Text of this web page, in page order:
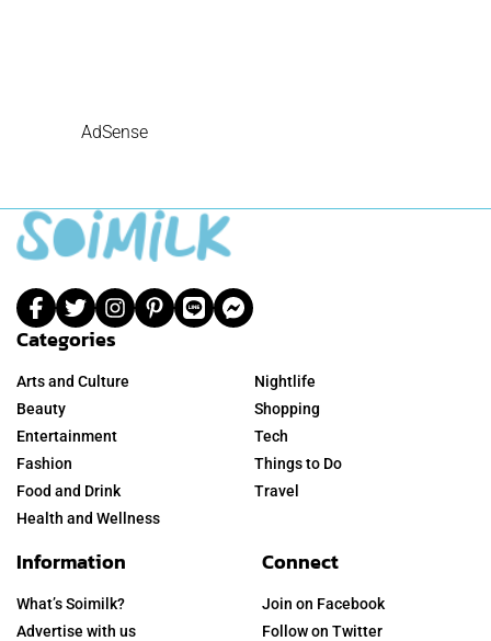
AdSense
Categories
Arts and Culture
Beauty
Entertainment
Fashion
Food and Drink
Health and Wellness
Nightlife
Shopping
Tech
Things to Do
Travel
Information
What’s Soimilk?
Advertise with us
Connect
Join on Facebook
Follow on Twitter